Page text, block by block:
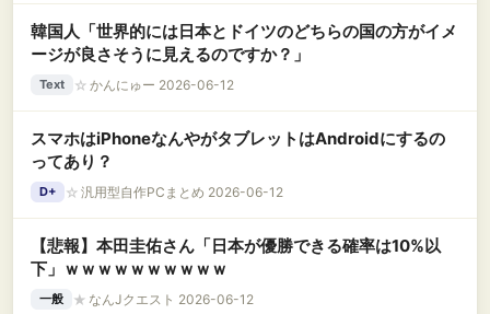
韓国人「世界的には日本とドイツのどちらの国の方がイメ
ージが良さそうに見えるのですか？」
Text ☆ かんにゅー 2026-06-12
スマホはiPhoneなんやがタブレットはAndroidにするの
ってあり？
D+ ☆ 汎用型自作PCまとめ 2026-06-12
【悲報】本田圭佑さん「日本が優勝できる確率は10%以
下」ｗｗｗｗｗｗｗｗｗｗ
一般 ★ なんJクエスト 2026-06-12